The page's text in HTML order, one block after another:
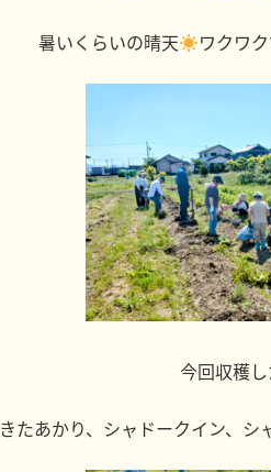
暑いくらいの晴天 ワクワ
今回収穫
きたあかり、シャドークイン、